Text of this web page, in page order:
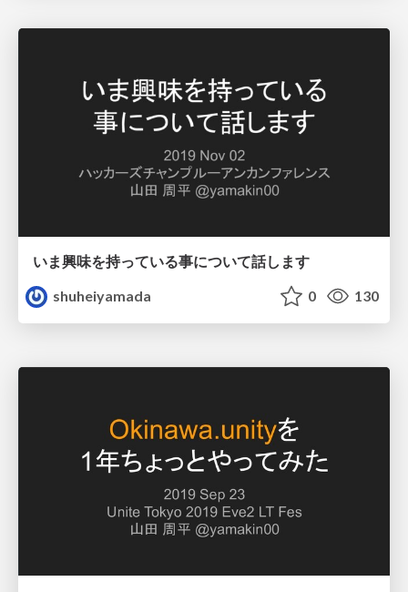
いま興味を持っている事について話します
shuheiyamada
0 130